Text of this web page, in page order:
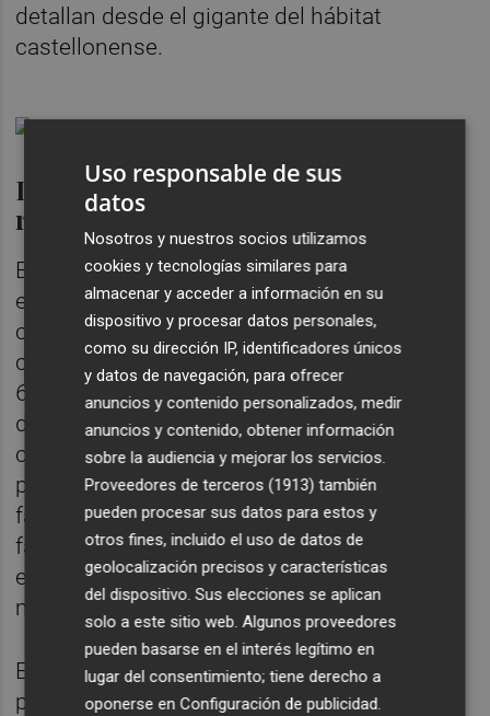
detallan desde el gigante del hábitat
castellonense.
Inversión de 10 millones... y
rendimiento inmediato
En la compra de esta maquinaria, así como
en la adaptación de la nueva planta, que
cuenta con una superficie de 10.000 metros
cuadrados y la posibilidad de ampliarse en
6.000 más,Porcelanosa Grupoha invertido
diez millones de euros. Pero esto ya ha
comenzado a dar resultados. Frente a los
poco más de 3.000 módulos de baño o
fachada que hasta el momento era capaz de
fabricar en su vieja planta de Butech, la
enseña vila-realense puede ahora producir
más de 7.000.
Este incremento, que ya ha arrancado con la
puesta en producción de la nueva factoría,
Uso responsable de sus
datos
Nosotros y nuestros socios utilizamos
cookies y tecnologías similares para
almacenar y acceder a información en su
dispositivo y procesar datos personales,
como su dirección IP, identificadores únicos
y datos de navegación, para ofrecer
anuncios y contenido personalizados, medir
anuncios y contenido, obtener información
sobre la audiencia y mejorar los servicios.
Proveedores de terceros (1913) también
pueden procesar sus datos para estos y
otros fines, incluido el uso de datos de
geolocalización precisos y características
del dispositivo. Sus elecciones se aplican
solo a este sitio web. Algunos proveedores
pueden basarse en el interés legítimo en
lugar del consentimiento; tiene derecho a
oponerse enConfiguración de publicidad.